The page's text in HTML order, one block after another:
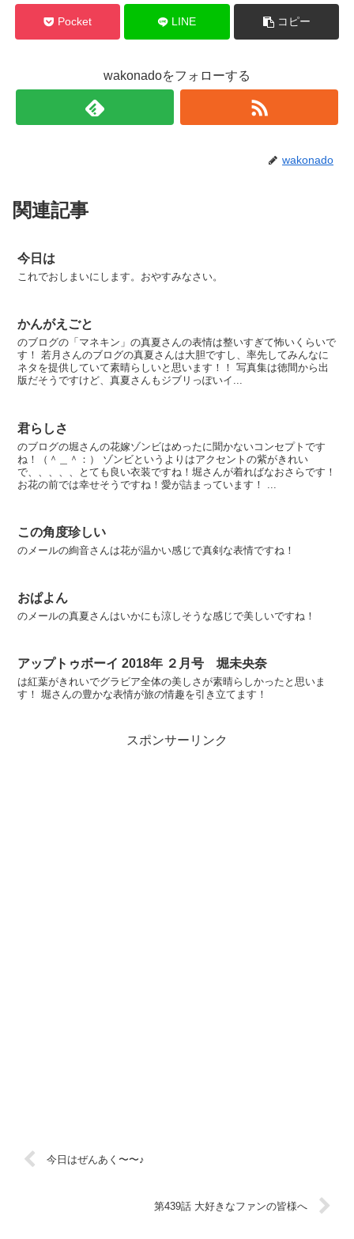
Pocket LINE コピー
wakonadoをフォローする
wakonado
関連記事
今日は
これでおしまいにします。おやすみなさい。
かんがえごと
のブログの「マネキン」の真夏さんの表情は整いすぎて怖いくらいで
す！ 若月さんのブログの真夏さんは大胆ですし、率先してみんなに
ネタを提供していて素晴らしいと思います！！ 写真集は徳間から出
版だそうですけど、真夏さんもジブリっぽいイ...
君らしさ
のブログの堀さんの花嫁ゾンビはめったに聞かないコンセプトです
ね！（＾＿＾：） ゾンビというよりはアクセントの紫がきれい
で、、、、、とても良い衣装ですね！堀さんが着ればなおさらです！
お花の前では幸せそうですね！愛が詰まっています！ ...
この角度珍しい
のメールの絢音さんは花が温かい感じで真剣な表情ですね！
おぱよん
のメールの真夏さんはいかにも涼しそうな感じで美しいですね！
アップトゥボーイ 2018年 ２月号 堀未央奈
は紅葉がきれいでグラビア全体の美しさが素晴らしかったと思いま
す！ 堀さんの豊かな表情が旅の情趣を引き立てます！
スポンサーリンク
今日はぜんあく〜〜♪
第439話 大好きなファンの皆様へ